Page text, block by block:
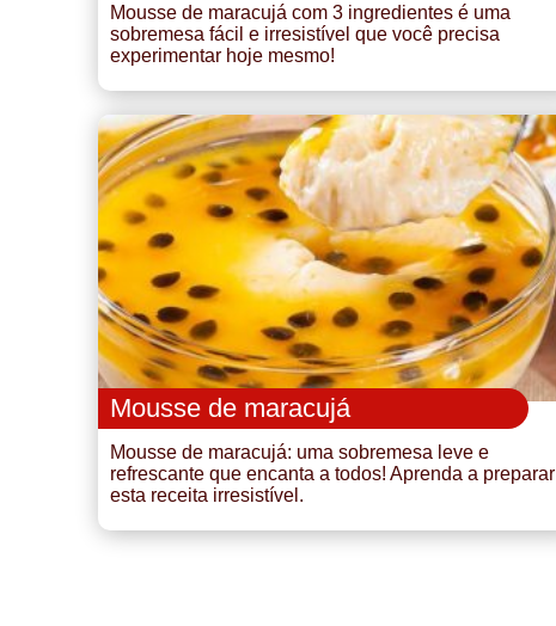
Mousse de maracujá com 3 ingredientes é uma
sobremesa fácil e irresistível que você precisa
experimentar hoje mesmo!
Mousse de maracujá
Mousse de maracujá: uma sobremesa leve e
refrescante que encanta a todos! Aprenda a preparar
esta receita irresistível.